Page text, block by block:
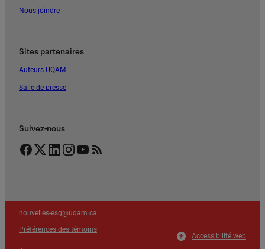
Nous joindre
Sites partenaires
Auteurs UQAM
Salle de presse
Suivez-nous
Facebook Twitter LinkedIn Instagram YouTube Flux RSS
nouvelles-esg@uqam.ca
Préférences des témoins
Accessibilité web